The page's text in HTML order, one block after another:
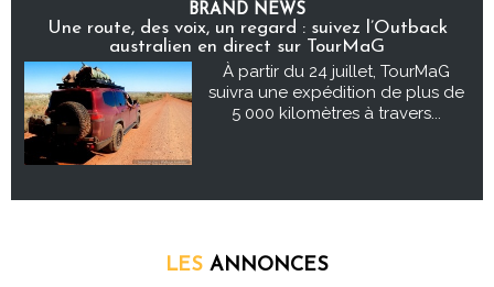
BRAND NEWS
Une route, des voix, un regard : suivez l’Outback
australien en direct sur TourMaG
À partir du 24 juillet, TourMaG
suivra une expédition de plus de
5 000 kilomètres à travers...
LES ANNONCES